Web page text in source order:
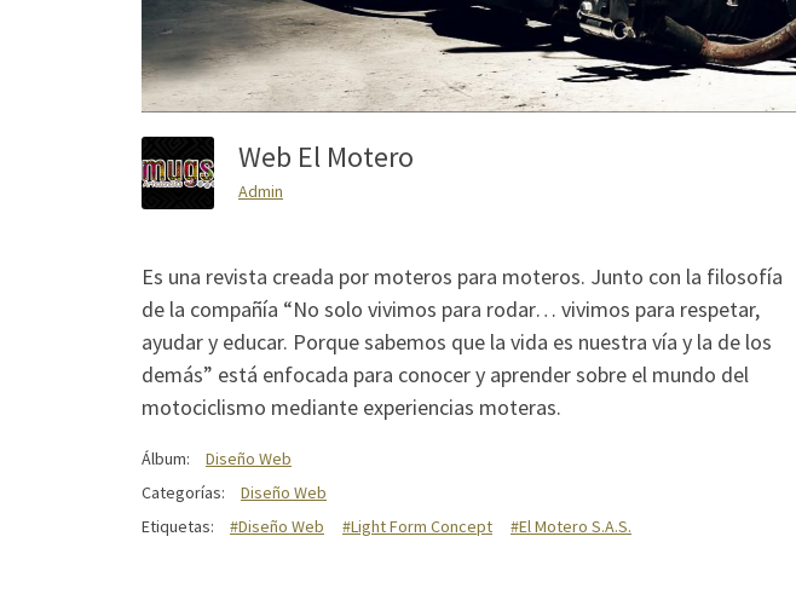
Web El Motero
Admin
Es una revista creada por moteros para moteros. Junto con la filosofía
de la compañía “No solo vivimos para rodar… vivimos para respetar,
ayudar y educar. Porque sabemos que la vida es nuestra vía y la de los
demás” está enfocada para conocer y aprender sobre el mundo del
motociclismo mediante experiencias moteras.
Álbum:
Diseño Web
Categorías:
Diseño Web
Etiquetas:
#Diseño Web #Light Form Concept #El Motero S.A.S.